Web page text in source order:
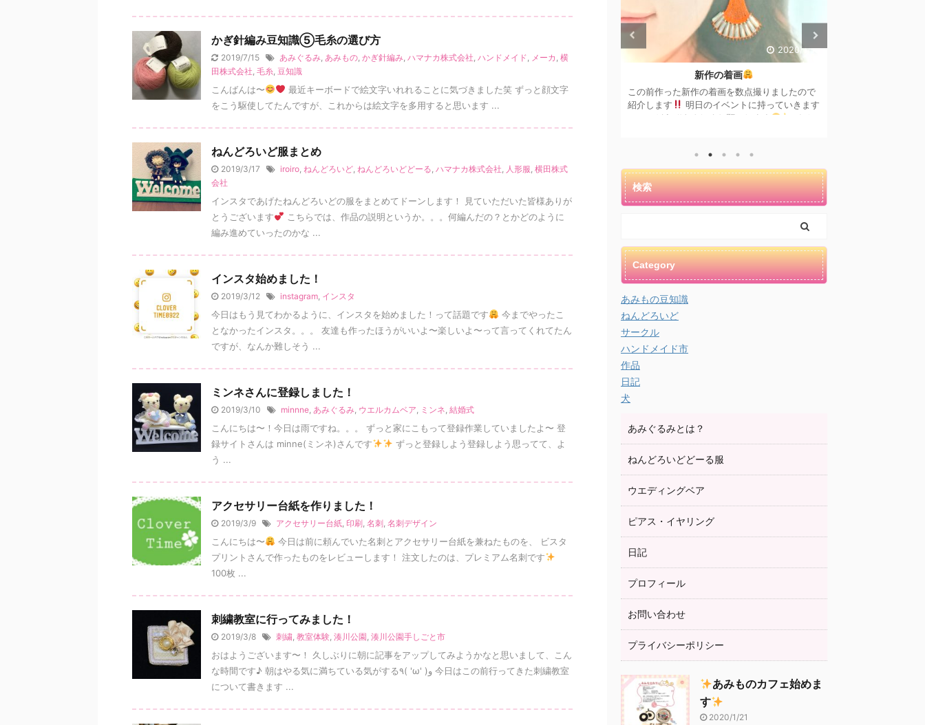
かぎ針編み豆知識⑤毛糸の選び方
2019/7/15 あみぐるみ, あみもの, かぎ針編み, ハマナカ株式会社, ハンドメイド, メーカ , 横
田株式会社, 毛糸, 豆知識
こんばんは〜
最近キーボードで絵文字いれれることに気づきました笑 ずっと顔文字
をこう駆使してたんですが、これからは絵文字を多用すると思います ...
ねんどろいど服まとめ
2019/3/17 iroiro, ねんどろいど, ねんどろいどどーる, ハマナカ株式会社, 人形服, 横田株式
会社
インスタであげたねんどろいどの服をまとめてドーンします！ 見ていただいた皆様ありが
とうございます
こちらでは、作品の説明というか。。。何編んだの？とかどのように
編み進めていったのかな ...
インスタ始めました！
2019/3/12 instagram, インスタ
今日はもう見てわかるように、インスタを始めました！って話題です
今までやったこ
となかったインスタ。。。 友達も作ったほうがいいよ〜楽しいよ〜って言ってくれてたん
ですが、なんか難しそう ...
ミンネさんに登録しました！
2019/3/10 minnne, あみぐるみ, ウエルカムベア, ミンネ, 結婚式
こんにちは〜！今日は雨ですね。。。 ずっと家にこもって登録作業していましたよ〜 登
録サイトさんは minne(ミンネ)さんです
ずっと登録しよう登録しよう思ってて、よ
う ...
アクセサリー台紙を作りました！
2019/3/9 アクセサリー台紙, 印刷, 名刺, 名刺デザイン
こんにちは〜
今日は前に頼んでいた名刺とアクセサリー台紙を兼ねたものを、 ビスタ
プリントさんで作ったものをレビューします！ 注文したのは、プレミアム名刺です
100枚 ...
刺繍教室に行ってみました！
2019/3/8 刺繍, 教室体験, 湊川公園, 湊川公園手しごと市
おはようございます〜！ 久しぶりに朝に記事をアップしてみようかなと思いまして、こん
な時間です♪ 朝はやる気に満ちている気がする٩( 'ω' )و 今日はこの前行ってきた刺繍教室
について書きます ...
ライブに行ってきた
少し前になるんですが、8月24日にライブにい
ってきました
神戸で活動しているおしゃ
からんどるちぇさん！
https://calandolce.jimdofree.com ↑ホームペ
ージサイトや、インスタ、youtubeでも活動見
ることができます
色んな種類の歌があって、
笑える歌や、泣ける歌、キュンとするような歌
聴いててとっても楽しい時間でした
「ファブ
リーズ」中 この写真は「フ ...
こんばんは
この前のハンドメイド市、ノマド
マートさん無事に終わりましたー
んですが、周りの出店者の方も、立ち寄ってい
多かったように感じました
気さくに話し
くおしゃべりできました
可愛いね〜って言っ
2020/1/16
新作の着画
この前作った新作の着画を数点撮りましたので
紹介します
明日のイベントに持っていきます
ので、どうぞよろしくお願いします
→https://nomadma.jimdofree.com/ それでは
まずは大きいサイズのものから
検索
Category
あみもの豆知識
ねんどろいど
サークル
ハンドメイド市
作品
日記
犬
あみぐるみとは？
ねんどろいどどーる服
ウエディングベア
ピアス・イヤリング
日記
プロフィール
お問い合わせ
プライバシーポリシー
あみものカフェ始めま
す
2020/1/21